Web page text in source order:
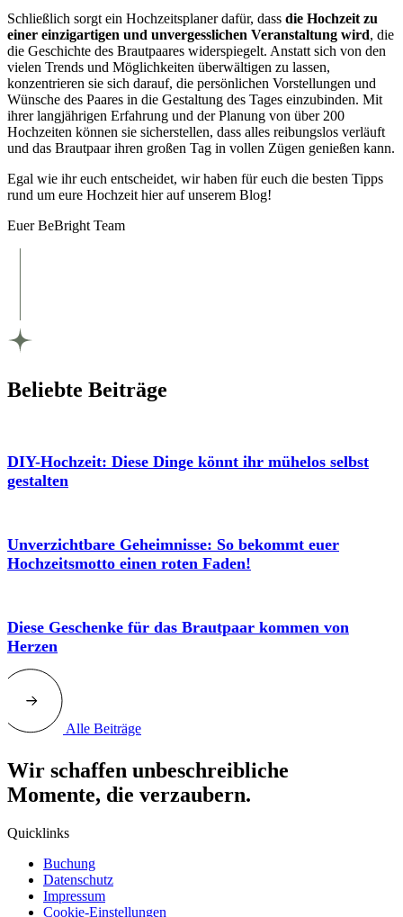
Schließlich sorgt ein Hochzeitsplaner dafür, dass die Hochzeit zu
einer einzigartigen und unvergesslichen Veranstaltung wird, die
die Geschichte des Brautpaares widerspiegelt. Anstatt sich von den
vielen Trends und Möglichkeiten überwältigen zu lassen,
konzentrieren sie sich darauf, die persönlichen Vorstellungen und
Wünsche des Paares in die Gestaltung des Tages einzubinden. Mit
ihrer langjährigen Erfahrung und der Planung von über 200
Hochzeiten können sie sicherstellen, dass alles reibungslos verläuft
und das Brautpaar ihren großen Tag in vollen Zügen genießen kann.
Egal wie ihr euch entscheidet, wir haben für euch die besten Tipps
rund um eure Hochzeit hier auf unserem Blog!
Euer BeBright Team
Beliebte Beiträge
DIY-Hochzeit: Diese Dinge könnt ihr mühelos selbst
gestalten
Unverzichtbare Geheimnisse: So bekommt euer
Hochzeitsmotto einen roten Faden!
Diese Geschenke für das Brautpaar kommen von
Herzen
Alle Beiträge
Wir schaffen unbeschreibliche
Momente, die verzaubern.
Quicklinks
Buchung
Datenschutz
Impressum
Cookie-Einstellungen